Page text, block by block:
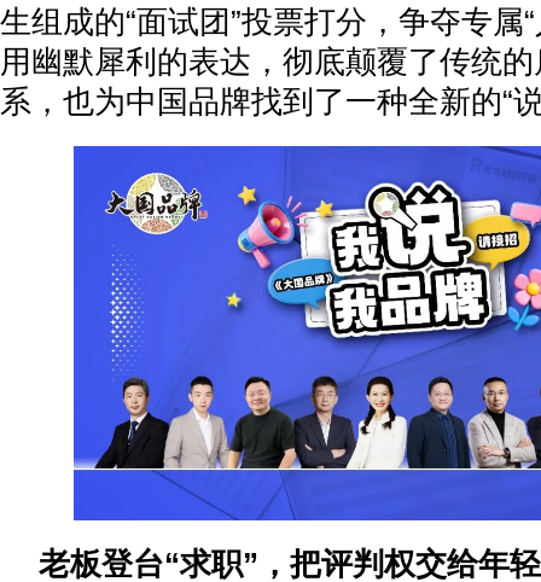
生组成的“面试团”投票打分，争夺专属
用幽默犀利的表达，彻底颠覆了传统
系，也为中国品牌找到了一种全新的“
老板登台“求职”，把评判权交给年